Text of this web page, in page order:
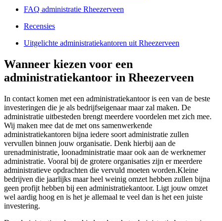
FAQ administratie Rheezerveen
Recensies
Uitgelichte administratiekantoren uit Rheezerveen
Wanneer kiezen voor een
administratiekantoor in Rheezerveen
In contact komen met een administratiekantoor is een van de beste
investeringen die je als bedrijfseigenaar maar zal maken. De
administratie uitbesteden brengt meerdere voordelen met zich mee.
Wij maken mee dat de met ons samenwerkende
administratiekantoren bijna iedere soort administratie zullen
vervullen binnen jouw organisatie. Denk hierbij aan de
urenadministratie, loonadministratie maar ook aan de werknemer
administratie. Vooral bij de grotere organisaties zijn er meerdere
administratieve opdrachten die vervuld moeten worden.Kleine
bedrijven die jaarlijks maar heel weinig omzet hebben zullen bijna
geen profijt hebben bij een administratiekantoor. Ligt jouw omzet
wel aardig hoog en is het je allemaal te veel dan is het een juiste
investering.